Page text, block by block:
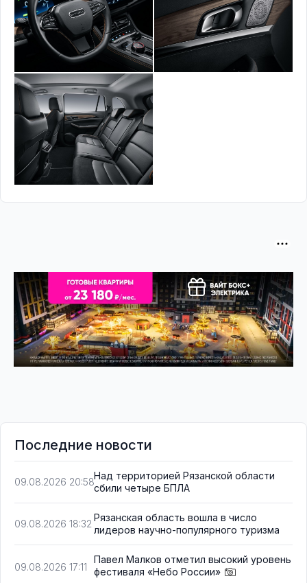
Последние новости
09.08.2026 20:58
Над территорией Рязанской области
сбили четыре БПЛА
09.08.2026 18:32
Рязанская область вошла в число
лидеров научно-популярного туризма
09.08.2026 17:11
Павел Малков отметил высокий уровень
фестиваля «Небо России»